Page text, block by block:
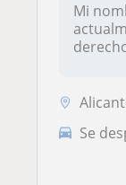
Mi
Se